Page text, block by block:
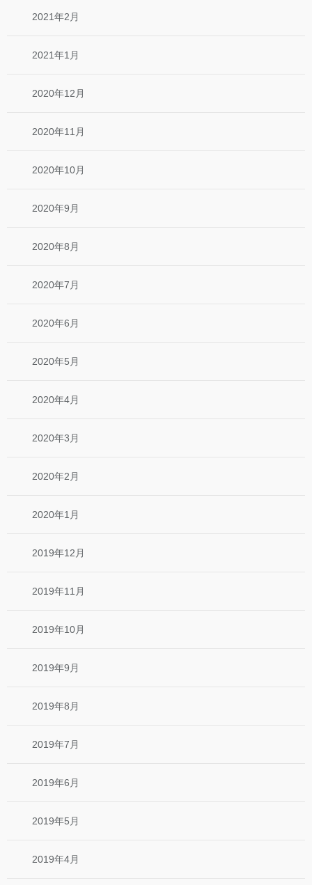
2021年2月
2021年1月
2020年12月
2020年11月
2020年10月
2020年9月
2020年8月
2020年7月
2020年6月
2020年5月
2020年4月
2020年3月
2020年2月
2020年1月
2019年12月
2019年11月
2019年10月
2019年9月
2019年8月
2019年7月
2019年6月
2019年5月
2019年4月